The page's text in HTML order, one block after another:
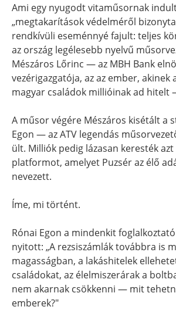
Ami egy nyugodt vitaműsornak
„megtakarítások védelméről
rendkívüli eseménnyé fajult: teljes
az ország legélesebb nyelvű
Mészáros Lőrinc — az MBH Bank
vezérigazgatója, az az ember, akinek
magyar családok millióinak ad hitelt
A műsor végére Mészáros kisétált a
Egon — az ATV legendás
ült. Milliók pedig lázasan keresték
platformot, amelyet Puzsér az élő
nevezett.
Íme, mi történt.
Rónai Egon a mindenkit
nyitott: „A rezsiszámlák továbbra is
magasságban, a lakáshitelek
családokat, az élelmiszerárak a
nem akarnak csökkenni — mit
emberek?"